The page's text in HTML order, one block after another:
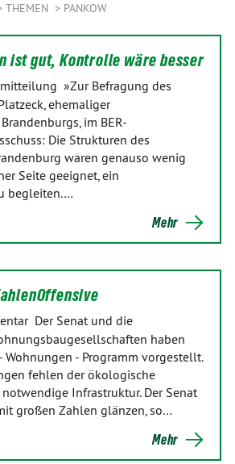
THEMEN PANKOW
ist gut, Kontrolle wäre besser
»Zur Befragung des
ehemaliger
im BER-
Die Strukturen des
waren genauso wenig
Seite geeignet, ein
begleiten.…
Mehr
Der Senat und die
haben
Wohnungen - Programm vorgestellt.
fehlen der ökologische
Infrastruktur. Der Senat
großen Zahlen glänzen, so…
Mehr